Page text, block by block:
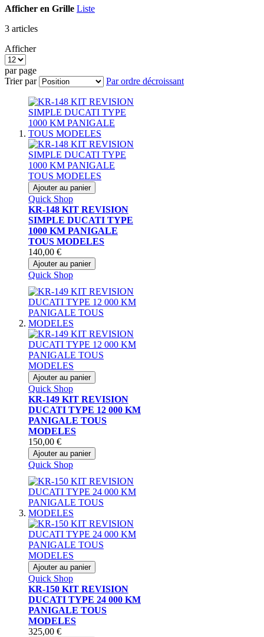
Afficher en Grille Liste
3 articles
Afficher
par page
Trier par
Par ordre décroissant
Ajouter au panier
Quick Shop
KR-148 KIT REVISION
SIMPLE DUCATI TYPE
1000 KM PANIGALE
TOUS MODELES
140,00 €
Ajouter au panier
Quick Shop
Ajouter au panier
Quick Shop
KR-149 KIT REVISION
DUCATI TYPE 12 000 KM
PANIGALE TOUS
MODELES
150,00 €
Ajouter au panier
Quick Shop
Ajouter au panier
Quick Shop
KR-150 KIT REVISION
DUCATI TYPE 24 000 KM
PANIGALE TOUS
MODELES
325,00 €